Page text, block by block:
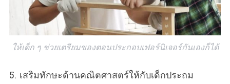
ให้เด็ก ๆ ช่วยเตรียมของตอนประกอบเฟอร์นิเจอร์กันเองก็ได้
5. เสริมทักษะด้านคณิตศาสตร์ให้กับเด็กประถม